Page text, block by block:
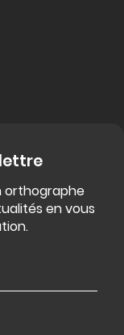
orthographe
en vous